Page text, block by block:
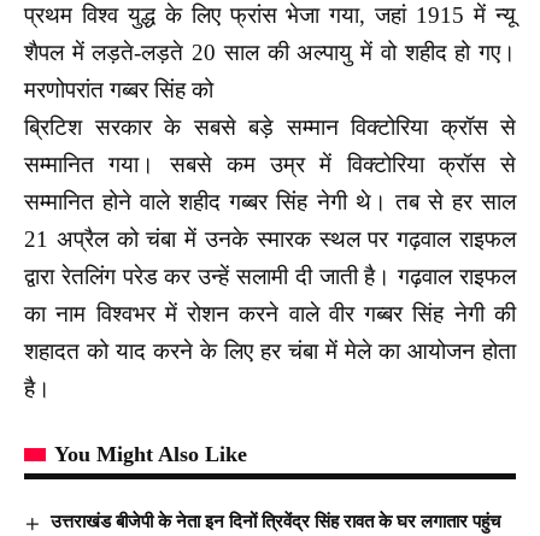
प्रथम विश्व युद्ध के लिए फ्रांस भेजा गया, जहां 1915 में न्यू
शैपल में लड़ते-लड़ते 20 साल की अल्पायु में वो शहीद हो गए।
मरणोपरांत गब्बर सिंह को
ब्रिटिश सरकार के सबसे बड़े सम्मान विक्टोरिया क्रॉस से
सम्मानित गया। सबसे कम उम्र में विक्टोरिया क्रॉस से
सम्मानित होने वाले शहीद गब्बर सिंह नेगी थे। तब से हर साल
21 अप्रैल को चंबा में उनके स्मारक स्थल पर गढ़वाल राइफल
द्वारा रेतलिंग परेड कर उन्हें सलामी दीजाती है। गढ़वाल राइफल
का नाम विश्वभर में रोशन करने वाले वीर गब्बर सिंह नेगी की
शहादत को याद करने के लिए हर चंबा में मेले का आयोजन होता
है।
You Might Also Like
उत्तराखंड बीजेपी के नेता इन दिनों त्रिवेंद्र सिंह रावत के घर लगातार पहुंच